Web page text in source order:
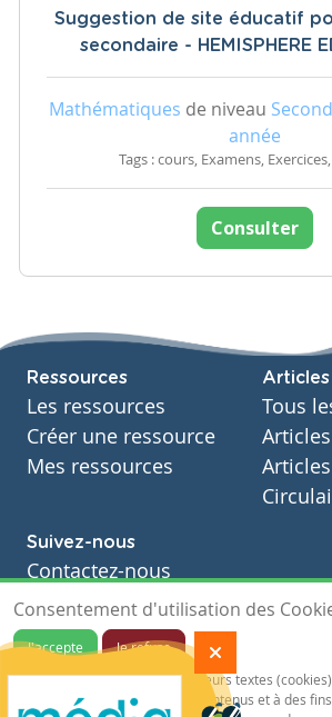
Suggestion de site éducatif
secondaire - HEMISPHERE
Mathématiques de niveau
année
Tags : cours, Examens,
Consulter
Ressources
Les ressources
Créer une ressource
Mes ressources
Articles
Tous
Articles
Suivez-nous
Contactez-nous
Soutien scolaire
Notre page Facebook
S'inscrire à notre newsletter
Consentement d'utilisation des
J'accepte
Je refuse
Notre site sauvegarde des traceurs textes
de vous garantir de meilleurs contenus et à des